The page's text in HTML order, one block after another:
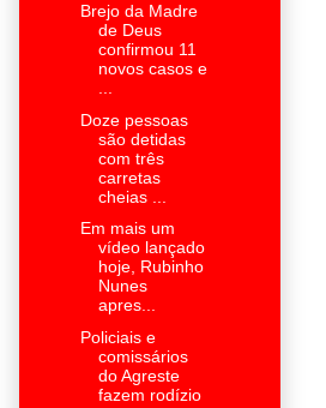
Brejo da Madre
de Deus
confirmou 11
novos casos e
...
Doze pessoas
são detidas
com três
carretas
cheias ...
Em mais um
vídeo lançado
hoje, Rubinho
Nunes
apres...
Policiais e
comissários
do Agreste
fazem rodízio